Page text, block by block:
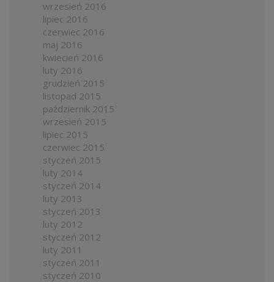
wrzesień 2016
lipiec 2016
czerwiec 2016
maj 2016
kwiecień 2016
luty 2016
grudzień 2015
listopad 2015
październik 2015
wrzesień 2015
lipiec 2015
czerwiec 2015
styczeń 2015
luty 2014
styczeń 2014
luty 2013
styczeń 2013
luty 2012
styczeń 2012
luty 2011
styczeń 2011
styczeń 2010